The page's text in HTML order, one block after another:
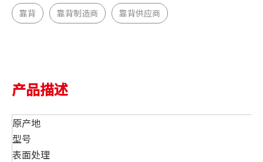
靠背 靠背制造商 靠背供应商
产品描述
原产地
型号
表面处理